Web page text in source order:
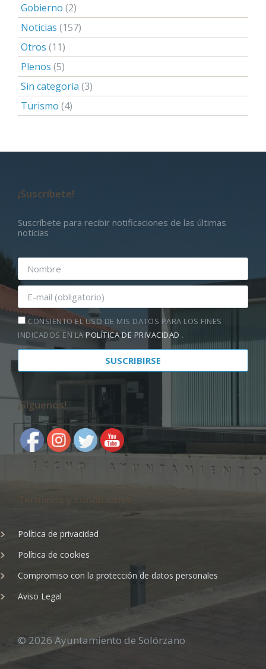
Gobierno (2)
Noticias (157)
Otros (11)
Plenos (5)
Sin categoría (3)
Turismo (4)
¡Suscríbete!
Suscríbete para recibir notificaciones de las últimas
noticias
CONSIENTO EL USO DE MIS DATOS PARA LOS FINES
INDICADOS EN LAPOLÍTICA DE PRIVACIDAD .
¡Síguenos!
Política de privacidad
Política de cookies
Compromiso con la protección de datos personales
Aviso Legal
© 2026 Ayuntamiento de Solórzano